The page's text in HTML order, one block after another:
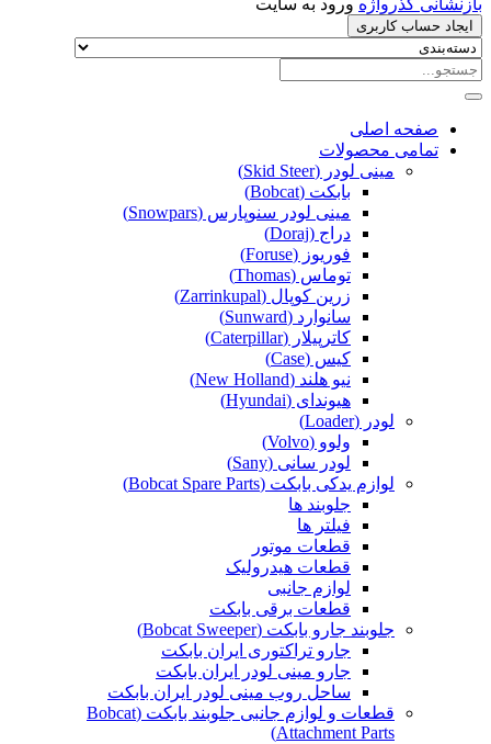
ایجاد حساب کاربری
صفحه اصلی
تمامی محصولات
مینی لودر (Skid Steer)
بابکت (Bobcat)
مینی لودر سنوپارس (Snowpars)
دراج (Doraj)
فوریوز (Foruse)
توماس (Thomas)
زرین کوپال (Zarrinkupal)
سانوارد (Sunward)
کاترپیلار (Caterpillar)
کیس (Case)
نیو هلند (New Holland)
هیوندای (Hyundai)
لودر (Loader)
ولوو (Volvo)
لودر سانی (Sany)
لوازم یدکی بابکت (Bobcat Spare Parts)
جلوبند ها
فیلتر ها
قطعات موتور
قطعات هیدرولیک
لوازم جانبی
قطعات برقی بابکت
جلوبند جارو بابکت (Bobcat Sweeper)
جارو تراکتوری ایران بابکت
جارو مینی لودر ایران بابکت
ساحل روب مینی لودر ایران بابکت
قطعات و لوازم جانبی جلوبند بابکت (Bobcat
Attachment Parts)